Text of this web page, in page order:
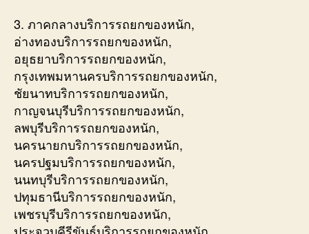
3. ภาคกลางบริการรถยกของหนัก,
อ่างทองบริการรถยกของหนัก,
อยุธยาบริการรถยกของหนัก,
กรุงเทพมหานครบริการรถยกของหนัก,
ชัยนาทบริการรถยกของหนัก,
กาญจนบุรีบริการรถยกของหนัก,
ลพบุรีบริการรถยกของหนัก,
นครนายกบริการรถยกของหนัก,
นครปฐมบริการรถยกของหนัก,
นนทบุรีบริการรถยกของหนัก,
ปทุมธานีบริการรถยกของหนัก,
เพชรบุรีบริการรถยกของหนัก,
ประจวบคีรีขันธ์บริการรถยกของหนัก,